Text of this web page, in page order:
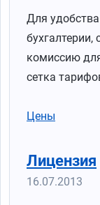
Для
бухгалтерии,
комиссию
сетка
Цены
Лицензия
16.07.2013